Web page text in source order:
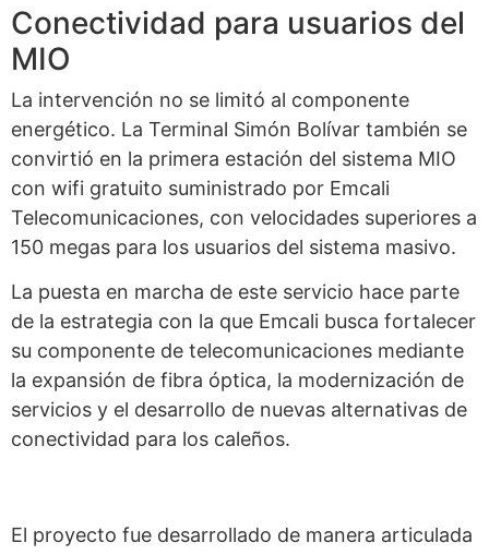
Conectividad para usuarios del
MIO
La intervención no se limitó al componente
energético. La Terminal Simón Bolívar también se
convirtió en la primera estación del sistema MIO
con wifi gratuito suministrado por Emcali
Telecomunicaciones, con velocidades superiores a
150 megas para los usuarios del sistema masivo.
La puesta en marcha de este servicio hace parte
de la estrategia con la que Emcali busca fortalecer
su componente de telecomunicaciones mediante
la expansión de fibra óptica, la modernización de
servicios y el desarrollo de nuevas alternativas de
conectividad para los caleños.
El proyecto fue desarrollado de manera articulada